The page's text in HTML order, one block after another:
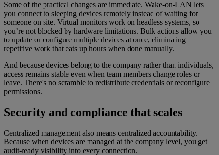
Some of the practical changes are immediate. Wake-on-LAN lets
you connect to sleeping devices remotely instead of waiting for
someone on site. Virtual monitors work on headless systems, so
you’re not blocked by hardware limitations. Bulk actions allow you
to update or configure multiple devices at once, eliminating
repetitive work that eats up hours when done manually.
And because devices belong to the company rather than individuals,
access remains stable even when team members change roles or
leave. There's no scramble to redistribute credentials or reconfigure
permissions.
Security and compliance that scales
Centralized management also means centralized accountability.
Because when devices are managed at the company level, you get
audit-ready visibility into every connection.